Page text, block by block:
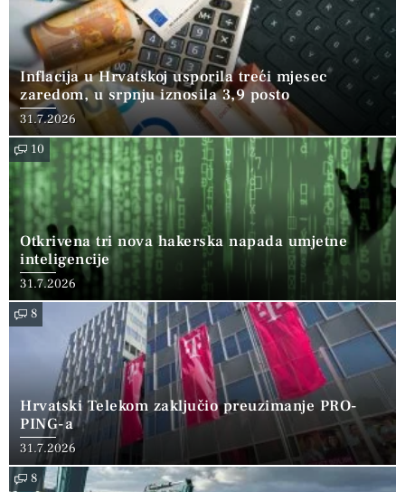
Inflacija u Hrvatskoj usporila treći mjesec
zaredom, u srpnju iznosila 3,9 posto
31.7.2026
10
Otkrivena tri nova hakerska napada umjetne
inteligencije
31.7.2026
8
Hrvatski Telekom zaključio preuzimanje PRO-
PING-a
31.7.2026
8